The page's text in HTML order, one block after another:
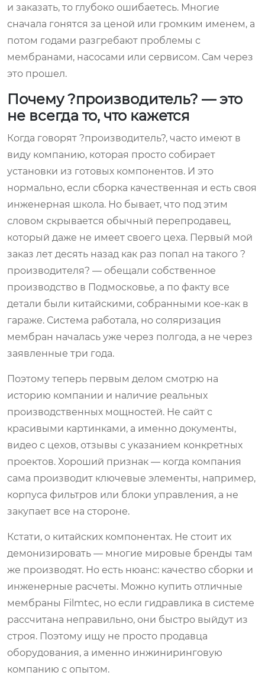
и заказать, то глубоко ошибаетесь. Многие
сначала гонятся за ценой или громким именем, а
потом годами разгребают проблемы с
мембранами, насосами или сервисом. Сам через
это прошел.
Почему ?производитель? — это
не всегда то, что кажется
Когда говорят ?производитель?, часто имеют в
виду компанию, которая просто собирает
установки из готовых компонентов. И это
нормально, если сборка качественная и есть своя
инженерная школа. Но бывает, что под этим
словом скрывается обычный перепродавец,
который даже не имеет своего цеха. Первый мой
заказ лет десять назад как раз попал на такого ?
производителя? — обещали собственное
производство в Подмосковье, а по факту все
детали были китайскими, собранными кое-как в
гараже. Система работала, но соляризация
мембран началась уже через полгода, а не через
заявленные три года.
Поэтому теперь первым делом смотрю на
историю компании и наличие реальных
производственных мощностей. Не сайт с
красивыми картинками, а именно документы,
видео с цехов, отзывы с указанием конкретных
проектов. Хороший признак — когда компания
сама производит ключевые элементы, например,
корпуса фильтров или блоки управления, а не
закупает все на стороне.
Кстати, о китайских компонентах. Не стоит их
демонизировать — многие мировые бренды там
же производят. Но есть нюанс: качество сборки и
инженерные расчеты. Можно купить отличные
мембраны Filmtec, но если гидравлика в системе
рассчитана неправильно, они быстро выйдут из
строя. Поэтому ищу не просто продавца
оборудования, а именно инжиниринговую
компанию с опытом.